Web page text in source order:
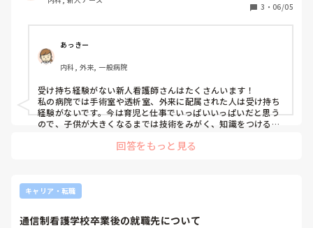
ちはしないらしいです。
8:30-16:30なら受け持ちありで9:00-16:00は受け持ちない
みたいです。
ちなみに私は後者なのですが、今後転職時に受け持ち経験が
ないと不利になる可能性がありどうしたらいいのかと迷って
ます。
3 ・ 06/05
あっきー
内科, 外来, 一般病院
受け持ち経験がない新人看護師さんはたくさんいます！
私の病院では手術室や透析室、外来に配属された人は受け持ち
経験がないです。今は育児と仕事でいっぱいいっぱいだと思う
ので、子供が大きくなるまでは技術をみがく、知識をつける事
きてきたら、時間を延ばして受け持ちをするでも全然遅くない
回答をもっと見る
キャリア・転職
通信制看護学校卒業後の就職先について